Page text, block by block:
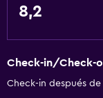
8,2
Check-in/Check-
Check-in después